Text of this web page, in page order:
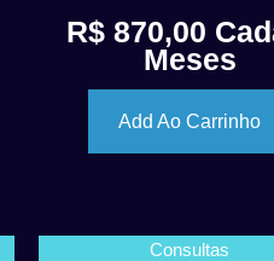
R$870,00
Meses
Add Ao Carrinho
Consultas